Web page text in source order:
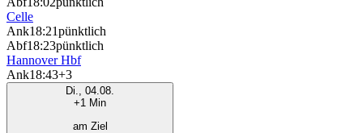
Celle
Ank18:21pünktlich
Abf18:23pünktlich
Hannover Hbf
Ank18:43+3
Di., 04.08.
+1 Min
am Ziel